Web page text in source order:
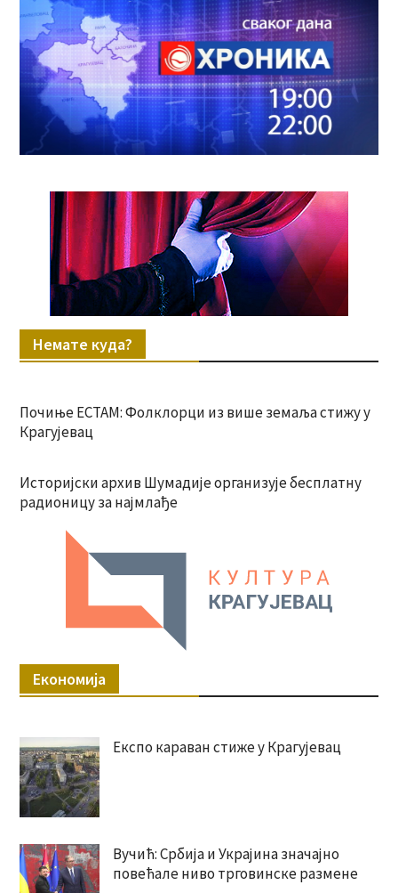
Немате куда?
Почиње ЕСТАМ: Фолклорци из више земаља стижу у
Крагујевац
Историјски архив Шумадије организује бесплатну
радионицу за најмлађе
Економија
Експо караван стиже у Крагујевац
Вучић: Србија и Украјина значајно
повећале ниво трговинске размене